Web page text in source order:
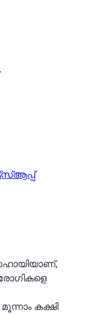
കക്ഷി